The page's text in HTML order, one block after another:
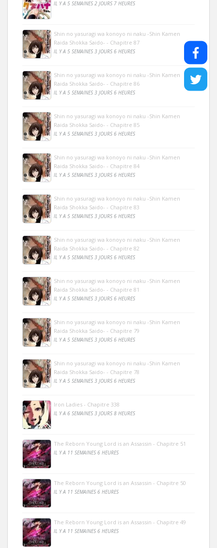
IL Y A 5 SEMAINES 2 JOURS 7 HEURES
Shin no yasuragi wa konoyo ni naku -Shin Kamen
Raida Shokka Saido- - Chapitre 87
IL Y A 5 SEMAINES 3 JOURS 6 HEURES
Shin no yasuragi wa konoyo ni naku -Shin Kamen
Raida Shokka Saido- - Chapitre 86
IL Y A 5 SEMAINES 3 JOURS 6 HEURES
Shin no yasuragi wa konoyo ni naku -Shin Kamen
Raida Shokka Saido- - Chapitre 85
IL Y A 5 SEMAINES 3 JOURS 6 HEURES
Shin no yasuragi wa konoyo ni naku -Shin Kamen
Raida Shokka Saido- - Chapitre 84
IL Y A 5 SEMAINES 3 JOURS 6 HEURES
Shin no yasuragi wa konoyo ni naku -Shin Kamen
Raida Shokka Saido- - Chapitre 83
IL Y A 5 SEMAINES 3 JOURS 6 HEURES
Shin no yasuragi wa konoyo ni naku -Shin Kamen
Raida Shokka Saido- - Chapitre 82
IL Y A 5 SEMAINES 3 JOURS 6 HEURES
Shin no yasuragi wa konoyo ni naku -Shin Kamen
Raida Shokka Saido- - Chapitre 81
IL Y A 5 SEMAINES 3 JOURS 6 HEURES
Shin no yasuragi wa konoyo ni naku -Shin Kamen
Raida Shokka Saido- - Chapitre 79
IL Y A 5 SEMAINES 3 JOURS 6 HEURES
Shin no yasuragi wa konoyo ni naku -Shin Kamen
Raida Shokka Saido- - Chapitre 78
IL Y A 5 SEMAINES 3 JOURS 6 HEURES
Iron Ladies - Chapitre 338
IL Y A 6 SEMAINES 3 JOURS 8 HEURES
The Reborn Young Lord is an Assassin - Chapitre 51
IL Y A 11 SEMAINES 6 HEURES
The Reborn Young Lord is an Assassin - Chapitre 50
IL Y A 11 SEMAINES 6 HEURES
The Reborn Young Lord is an Assassin - Chapitre 49
IL Y A 11 SEMAINES 6 HEURES